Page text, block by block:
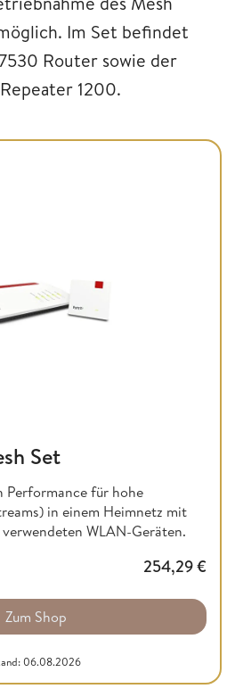
Im Set befindet
Router sowie der
1200.
Set
Performance für hohe
in einem Heimnetz mit
WLAN-Geräten.
254,29€
Zum Shop
06.08.2026